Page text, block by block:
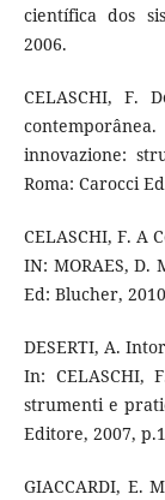
científica dos
2006.
CELASCHI, F.
innovazione:
Roma: Carocci
CELASCHI, F. A
IN: MORAES, D.
Ed: Blucher,
DESERTI, A.
In: CELASCHI,
strumenti e
Editore, 2007,
GIACCARDI, E.